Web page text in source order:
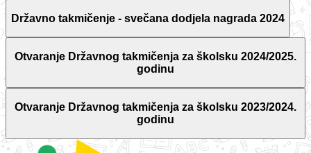
Državno takmičenje - svečana dodjela nagrada 2024
Otvaranje Državnog takmičenja za školsku 2024/2025.
godinu
Otvaranje Državnog takmičenja za školsku 2023/2024.
godinu